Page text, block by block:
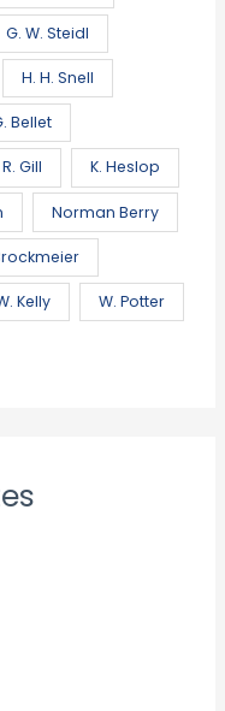
G. W. Steidl
H. H. Snell
Bellet
Gill K. Heslop
Norman Berry
Kelly W. Potter